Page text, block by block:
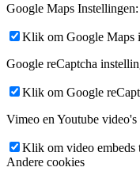
Google Maps Instellingen:
Klik om Google Maps
Google reCaptcha
Klik om Google
Vimeo en Youtube video's
Klik om video embeds
Andere cookies